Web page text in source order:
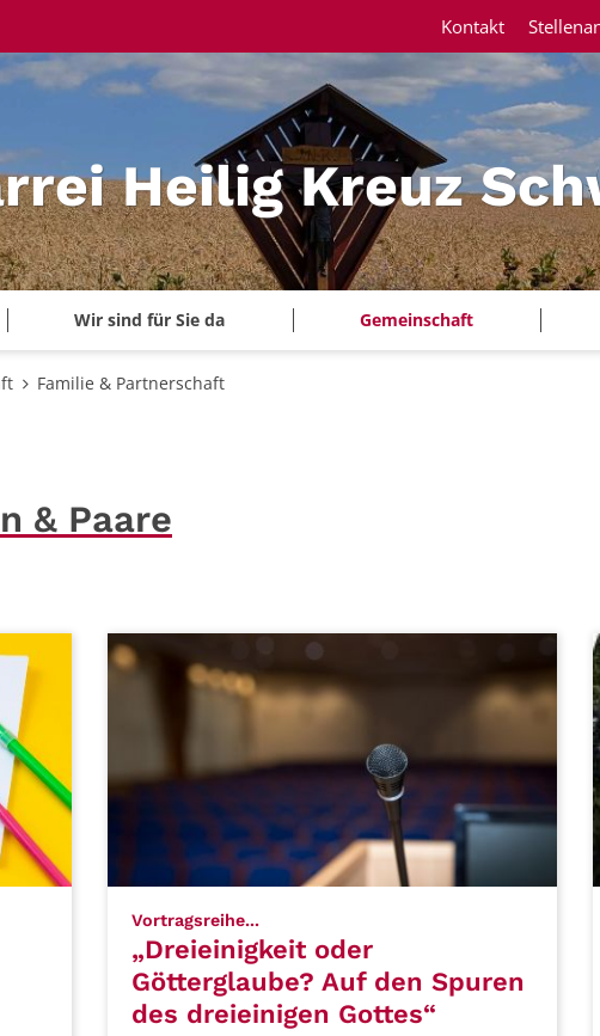
Heilig Kreuz
Wir sind für Sie da Gemeinschaft
Kontakt
Familie & Partnerschaft
& Paare
Vortragsreihe...
„Dreieinigkeit oder
Götterglaube? Auf den Spuren
des dreieinigen Gottes“